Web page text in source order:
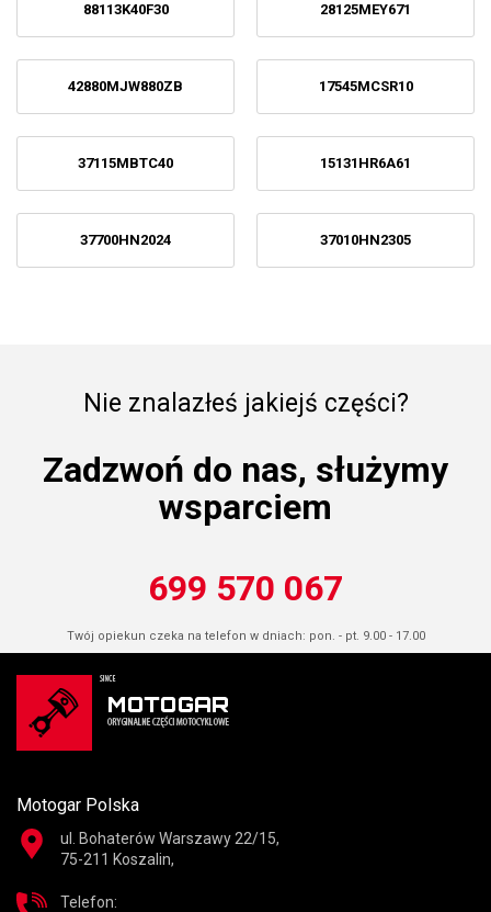
88113K40F30 28125MEY671
42880MJW880ZB 17545MCSR10
37115MBTC40 15131HR6A61
37700HN2024 37010HN2305
Nie znalazłeś jakiejś części?
Zadzwoń do nas, służymy
wsparciem
699 570 067
Twój opiekun czeka na telefon w dniach: pon. - pt. 9.00 - 17.00
Motogar Polska
ul. Bohaterów Warszawy 22/15,
75-211 Koszalin,
Telefon: